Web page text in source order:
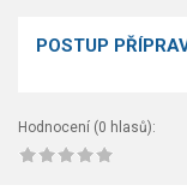
POSTUP
Hodnocení (0 hlasů):